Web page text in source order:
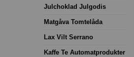
Julchoklad Julgodis
Matgåva Tomtelåda
Lax Vilt Serrano
Kaffe Te Automatprodukter